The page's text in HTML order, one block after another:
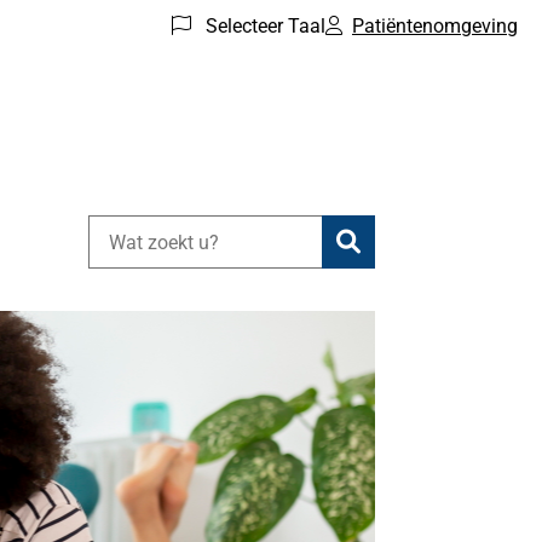
Selecteer Taal Patiëntenomgeving
Zoeken